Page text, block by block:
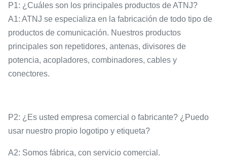
P1: ¿Cuáles son los principales productos de ATNJ?
A1: ATNJ se especializa en la fabricación de todo tipo de
productos de comunicación. Nuestros productos
principales son repetidores, antenas, divisores de
potencia, acopladores, combinadores, cables y
conectores.
P2: ¿Es usted empresa comercial o fabricante? ¿Puedo
usar nuestro propio logotipo y etiqueta?
A2: Somos fábrica, con servicio comercial.